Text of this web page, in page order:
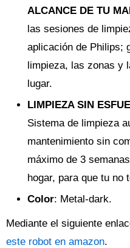
ALCANCE DE TU
las sesiones de
aplicación de Philips;
limpieza, las zonas y
lugar.
LIMPIEZA SIN
Sistema de limpieza
mantenimiento sin
máximo de 3
hogar, para que tu no
Color: Metal-dark.
Mediante el siguiente
este robot en amazon.